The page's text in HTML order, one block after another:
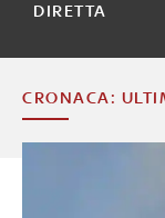
DIRETTA
CRONACA: